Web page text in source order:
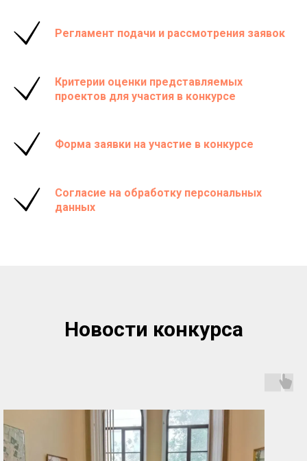
Регламент подачи и рассмотрения заявок
Критерии оценки представляемых
проектов для участия в конкурсе
Форма заявки на участие в конкурсе
Согласие на обработку персональных
данных
Новости конкурса